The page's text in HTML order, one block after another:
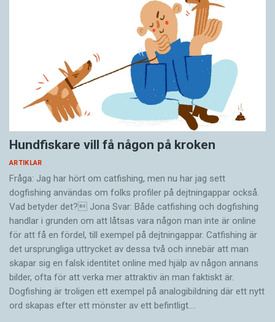
Hundfiskare vill få någon på kroken
ARTIKLAR
Fråga: Jag har hört om catfishing, men nu har jag sett
dogfishing användas om folks profiler på dejtningappar också.
Vad betyder det? Jona Svar: Både catfishing och dogfishing
handlar i grunden om att låtsas vara någon man inte är online
för att få en fördel, till exempel på dejtningappar. Catfishing är
det ursprungliga uttrycket av dessa två och innebär att man
skapar sig en falsk identitet online med hjälp av någon annans
bilder, ofta för att verka mer attraktiv än man faktiskt är.
Dogfishing är troligen ett exempel på analogibildning där ett nytt
ord skapas efter ett mönster av ett befintligt.…